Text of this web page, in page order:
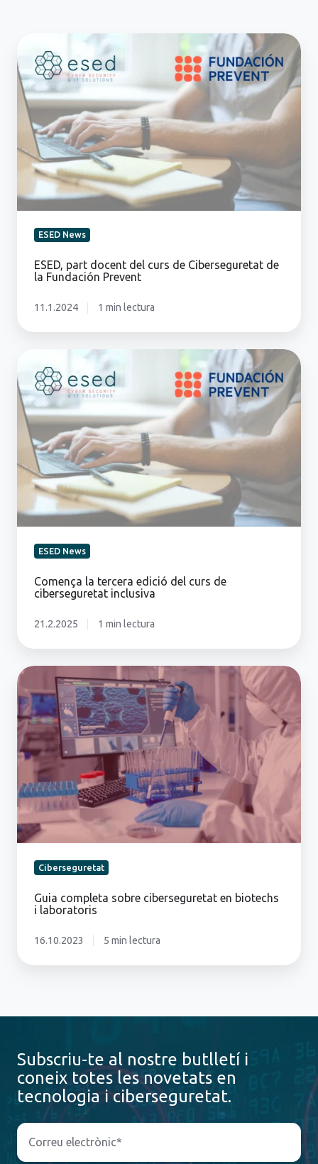
part
docent
del
curs
Ciberseguretat
Fundación
Prevent
ESED News
ESED, part docent del curs de Ciberseguretat de
la Fundación Prevent
11.1.2024 1 min lectura
la
tercera
edició
del
curs
ciberseguretat
inclusiva
ESED News
Comença la tercera edició del curs de
ciberseguretat inclusiva
21.2.2025 1 min lectura
Guia
completa
sobre
ciberseguretat
en
biotechs
laboratoris
Ciberseguretat
Guia completa sobre ciberseguretat en biotechs
i laboratoris
16.10.2023 5 min lectura
Subscriu-te al nostre butlletí i
coneix totes les novetats en
tecnologia i ciberseguretat.